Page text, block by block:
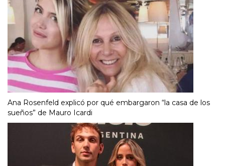
Ana Rosenfeld explicó por qué embargaron “la casa de los
sueños” de Mauro Icardi